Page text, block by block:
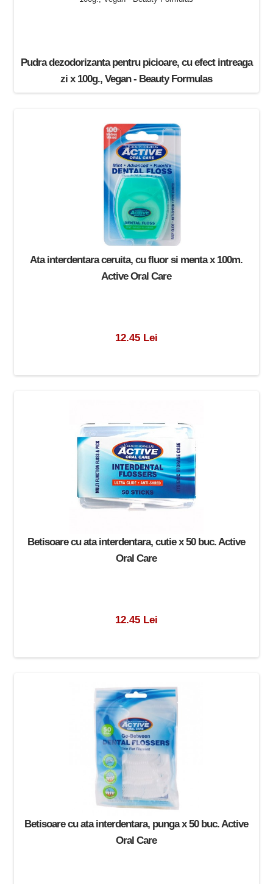
Pudra dezodorizanta pentru picioare, cu efect intreaga
zi x 100g., Vegan - Beauty Formulas
12.40 Lei
Ata interdentara ceruita, cu fluor si menta x 100m.
Active Oral Care
12.45 Lei
Betisoare cu ata interdentara, cutie x 50 buc. Active
Oral Care
12.45 Lei
Betisoare cu ata interdentara, punga x 50 buc. Active
Oral Care